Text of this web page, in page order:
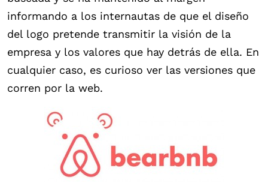
informando a los internautas de que el diseño
del logo pretende transmitir la visión de la
empresa y los valores que hay detrás de ella. En
cualquier caso, es curioso ver las versiones que
corren por la web.